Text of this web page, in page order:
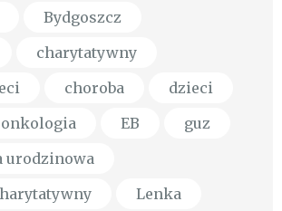
Bydgoszcz
charytatywny
choroba
dzieci
EB
guz
urodzinowa
Lenka